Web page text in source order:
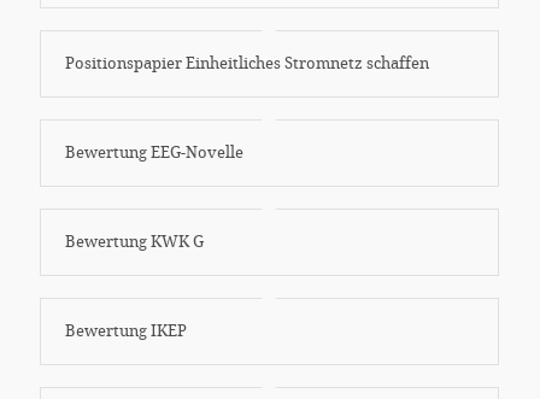
Positionspapier Einheitliches Stromnetz schaffen
Bewertung EEG-Novelle
Bewertung KWK G
Bewertung IKEP